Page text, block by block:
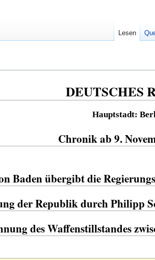
DEUTSCHES
Hauptstadt:
Chronik ab 9.
Baden übergibt die
der Republik durch Philipp
des Waffenstillstandes
Lesen